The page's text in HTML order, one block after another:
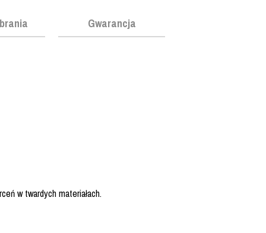
Gwarancja
w twardych materiałach.